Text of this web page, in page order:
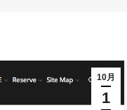
10月
1